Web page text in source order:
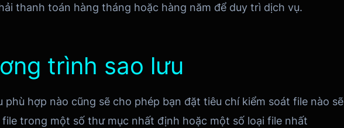
thanh toán hàng tháng hoặc hàng năm để duy trì dịch vụ.
trình sao lưu
hợp nào cũng sẽ cho phép bạn đặt tiêu chí kiểm soát file nào sẽ
file trong một số thư mục nhất định hoặc một số loại file nhất